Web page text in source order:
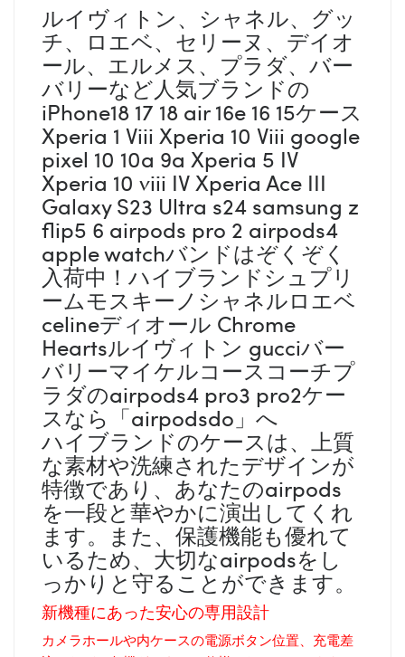
ルイヴィトン、シャネル、グッ
チ、ロエベ、セリーヌ、デイオ
ール、エルメス、プラダ、バー
バリーなど人気ブランドの
iPhone18 17 18 air 16e 16 15ケース
Xperia 1 Viii Xperia 10 Viii google
pixel 10 10a 9a Xperia 5 IV
Xperia 10 viii IV Xperia Ace III
Galaxy S23 Ultra s24 samsung z
flip5 6 airpods pro 2 airpods4
apple watchバンドはぞくぞく
入荷中！ハイブランドシュプリ
ームモスキーノシャネルロエベ
celineディオール Chrome
Heartsルイヴィトン gucciバー
バリーマイケルコースコーチプ
ラダのairpods4 pro3 pro2ケー
スなら「airpodsdo」へ
ハイブランドのケースは、上質
な素材や洗練されたデザインが
特徴であり、あなたのairpods
を一段と華やかに演出してくれ
ます。また、保護機能も優れて
いるため、大切なairpodsをし
っかりと守ることができます。
新機種にあった安心の専用設計
カメラホールや内ケースの電源ボタン位置、充電差